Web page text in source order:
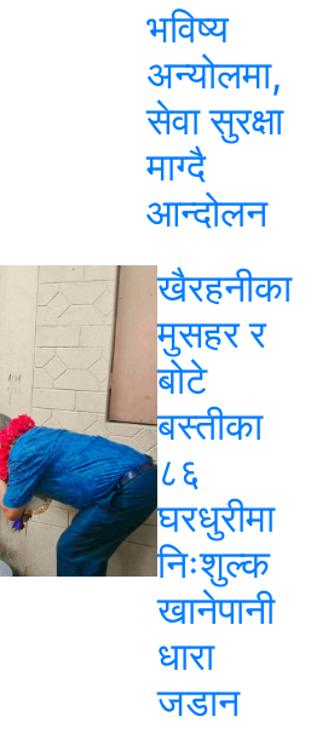
भविष्य
अन्योलमा,
सेवा सुरक्षा
माग्दै
आन्दोलन
खैरहनीका
मुसहर र
बोटे
बस्तीका
८६
घरधुरीमा
निःशुल्क
खानेपानी
धारा
जडान